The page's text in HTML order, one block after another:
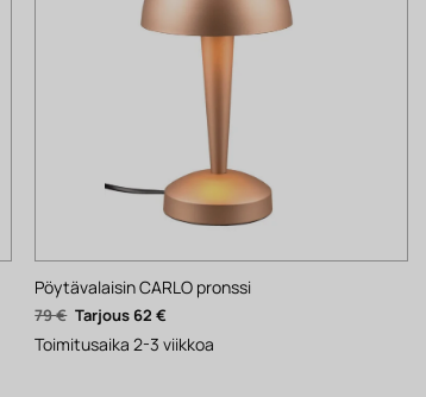
Pöytävalaisin CARLO pronssi
79€ Alkuperäinen
hinta
oli:
79 €.
62€
on:
62 €.
Toimitusaika 2-3 viikkoa